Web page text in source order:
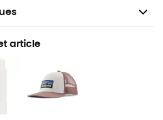
article